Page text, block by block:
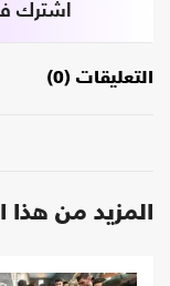
اشترك
التعليقات (0)
المزيد من هذا